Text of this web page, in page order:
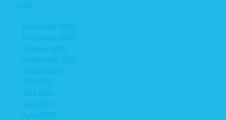
2020
Dezember 2020
November 2020
Oktober 2020
September 2020
August 2020
Juli 2020
Juni 2020
Mai 2020
April 2020